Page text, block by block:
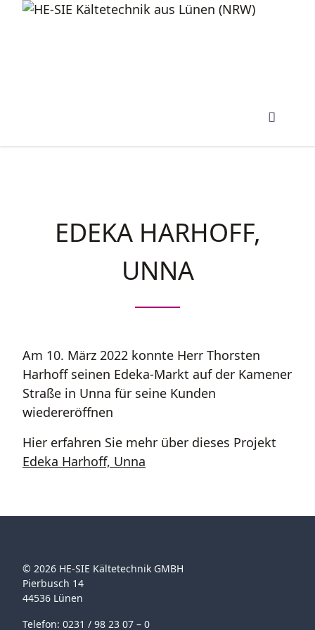
EDEKA HARHOFF,
UNNA
Am 10. März 2022 konnte Herr Thorsten
Harhoff seinen Edeka-Markt auf der Kamener
Straße in Unna für seine Kunden
wiedereröffnen
Hier erfahren Sie mehr über dieses Projekt
Edeka Harhoff, Unna
© 2026 HE-SIE Kältetechnik GMBH
Pierbusch 14
44536 Lünen
Telefon: 0231 / 98 23 07 – 0